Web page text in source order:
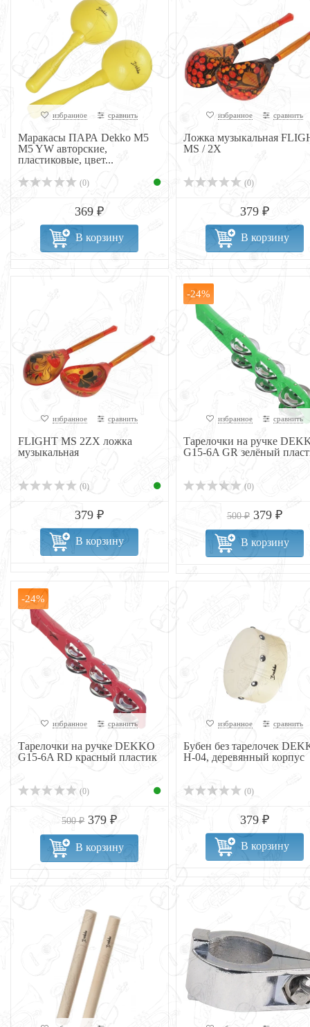
избранное сравнить
Маракасы ПАРА Dekko M5
M5 YW авторские,
пластиковые, цвет...
(0)
369 ₽
В корзину
избранное сравнить
Ложка музыкальная
MS / 2X
(0)
379 ₽
В корзину
избранное сравнить
FLIGHT MS 2ZX ложка
музыкальная
(0)
379 ₽
В корзину
-24%
избранное сравнить
Тарелочки на ручке
G15-6A GR зелёный
(0)
500 ₽ 379 ₽
В корзину
-24%
избранное сравнить
Тарелочки на ручке DEKKO
G15-6A RD красный пластик
(0)
500 ₽ 379 ₽
В корзину
избранное сравнить
Бубен без тарелочек
H-04, деревянный корпус
(0)
379 ₽
В корзину